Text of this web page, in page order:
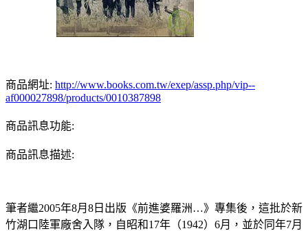
商品網址: http://www.books.com.tw/exep/assp.php/vip--
af000027898/products/0010387898
商品訊息功能:
商品訊息描述:
筆者繼2005年8月8日出版《前進婆羅洲…》專集後，這批於新
竹湖口陸軍廠舍入隊，自昭和17年（1942）6月，並於同年7月